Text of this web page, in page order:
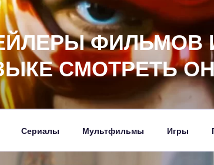
ФИЛЬМОВ
СМОТРЕТЬ
Сериалы Мультфильмы Игры